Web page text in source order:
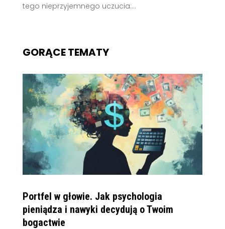
tego nieprzyjemnego uczucia:...
GORĄCE TEMATY
Portfel w głowie. Jak psychologia
pieniądza i nawyki decydują o Twoim
bogactwie